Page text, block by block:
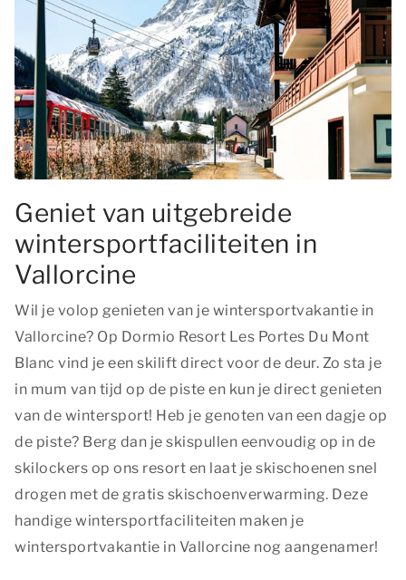
Geniet van uitgebreide
wintersportfaciliteiten in
Vallorcine
Wil je volop genieten van je wintersportvakantie in
Vallorcine? Op Dormio Resort Les Portes Du Mont
Blanc vind je een skilift direct voor de deur. Zo sta je
in mum van tijd op de piste en kun je direct genieten
van de wintersport! Heb je genoten van een dagje op
de piste? Berg dan je skispullen eenvoudig op in de
skilockers op ons resort en laat je skischoenen snel
drogen met de gratis skischoenverwarming. Deze
handige wintersportfaciliteiten maken je
wintersportvakantie in Vallorcine nog aangenamer!